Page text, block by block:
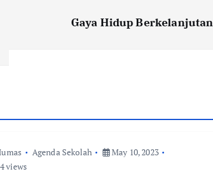
Gaya Hidup Berkelanjutan
Agenda Sekolah
May 10, 2023
views